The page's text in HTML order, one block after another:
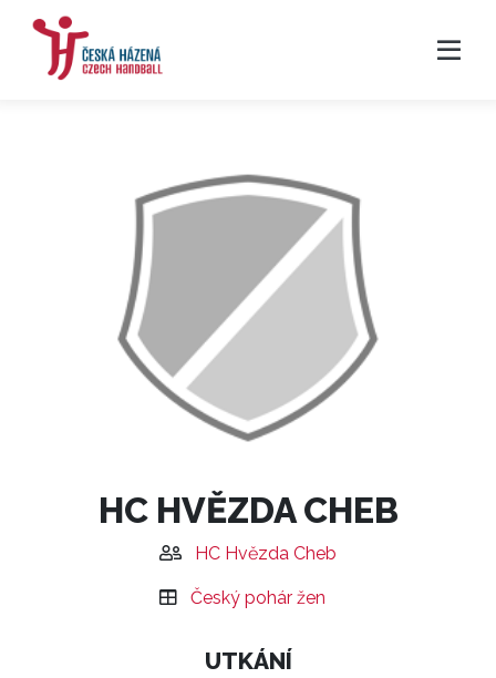
HC HVĚZDA CHEB
HC Hvězda Cheb
Český pohár žen
UTKÁNÍ